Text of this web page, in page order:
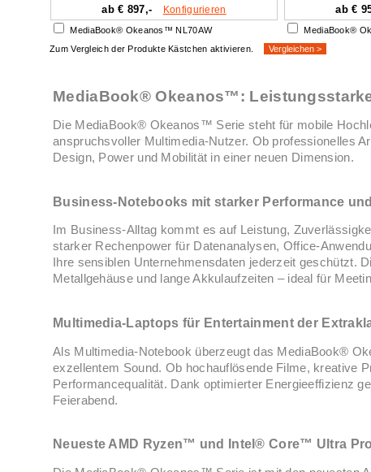
ab € 897,- Konfigurieren
MediaBook® Okeanos™ NL70AW
ab €
MediaBook®
Zum Vergleich der Produkte Kästchen aktivieren.
MediaBook® Okeanos™:
Die MediaBook® Okeanos™ Serie steht für mobile
anspruchsvoller Multimedia-Nutzer. Ob professionelles
Design, Power und Mobilität in einer neuen Dimension.
Business-Notebooks mit starker Performance
Im Business-Alltag kommt es auf Leistung,
starker Rechenpower für Datenanalysen, Office-
Ihre sensiblen Unternehmensdaten jederzeit geschützt.
Metallgehäuse und lange Akkulaufzeiten – ideal für
Multimedia-Laptops für Entertainment der
Als Multimedia-Notebook überzeugt das MediaBook®
exzellentem Sound. Ob hochauflösende Filme, kreative
Performancequalität. Dank optimierter Energieeffizienz
Feierabend.
Neueste AMD Ryzen™ und Intel® Core™ Ultra